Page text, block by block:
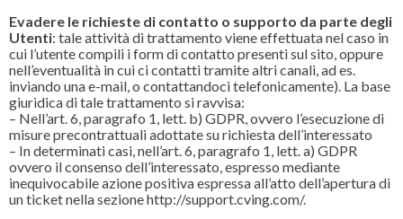
Evadere le richieste di contatto o supporto da parte degli
Utenti: tale attività di trattamento viene effettuata nel caso in
cui l’utente compili i form di contatto presenti sul sito, oppure
nell’eventualità in cui ci contatti tramite altri canali, ad es.
inviando una e-mail, o contattandoci telefonicamente). La base
giuridica di tale trattamento si ravvisa:
– Nell’art. 6, paragrafo 1, lett. b) GDPR, ovvero l’esecuzione di
misure precontrattuali adottate su richiesta dell’interessato
– In determinati casi, nell’art. 6, paragrafo 1, lett. a) GDPR
ovvero il consenso dell’interessato, espresso mediante
inequivocabile azione positiva espressa all’atto dell’apertura di
un ticket nella sezione http://support.cving.com/.